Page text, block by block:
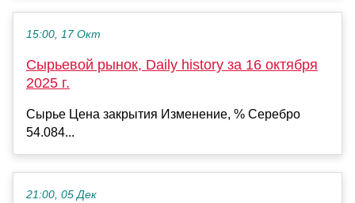
15:00, 17 Окт
Сырьевой рынок, Daily history за 16 октября
2025 г.
Сырье Цена закрытия Изменение, % Серебро
54.084...
21:00, 05 Дек